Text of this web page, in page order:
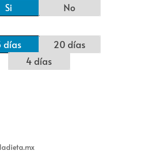
Si No
días
20 días
4 días